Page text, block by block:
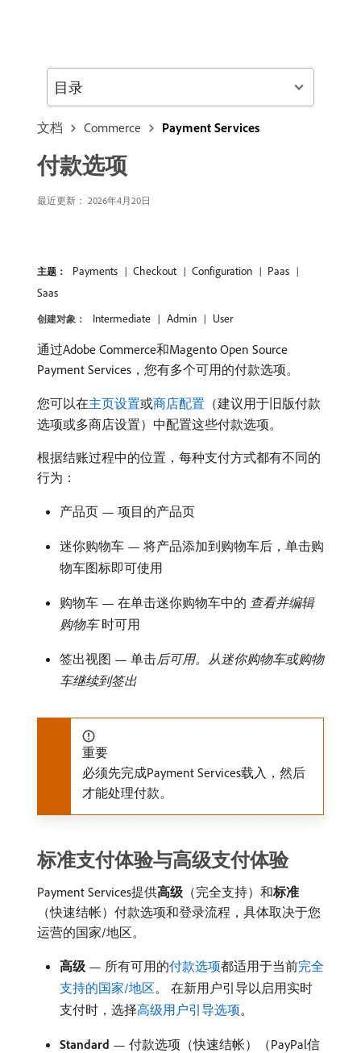
文档 Commerce Payment Services
付款选项
最近更新： 2026年4月20日
主题： Payments Checkout Configuration
Paas
Saas
创建对象： Intermediate Admin User
通过Adobe Commerce和Magento Open Source
Payment Services，您有多个可用的付款选项。
您可以在主页设置或商店配置 （建议用于旧版付款
选项或多商店设置）中配置这些付款选项。
根据结账过程中的位置，每种支付方式都有不同的
行为：
产品页 — 项目的产品页
迷你购物车 — 将产品添加到购物车后，单击购
物车图标即可使用
购物车 — 在单击迷你购物车中的​ 查看并编辑
购物车​时可用
签出视图 — 单击​后可用。从迷你购物车或购物
车继续到签出
重要
必须先完成Payment Services载入，然后
才能处理付款。
标准支付体验与高级支付体验
Payment Services提供​高级 （完全支持）和​标准
（快速结帐）付款选项和登录流程，具体取决于您
运营的国家/地区。
高级 — 所有可用的付款选项都适用于当前完全
支持的国家/地区。 在新用户引导以启用实时
支付时，选择高级用户引导选项。
Standard — 付款选项（快速结帐）（PayPal信
目录